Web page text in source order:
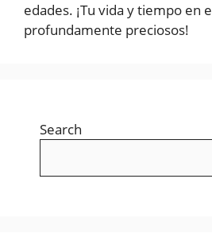
edades. ¡Tu vida y tiempo en
profundamente preciosos!
Search